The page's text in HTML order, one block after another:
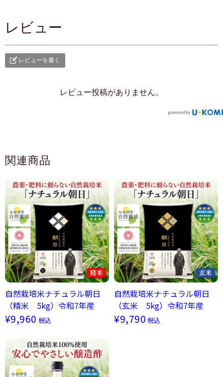
レビュー
レビューを書く
レビュー投稿がありません。
関連商品
自然栽培米ナチュラル朝日
（精米 5kg）令和7年産
¥9,960 税込
自然栽培米ナチュラル朝日
（玄米 5kg）令和7年産
¥9,790 税込